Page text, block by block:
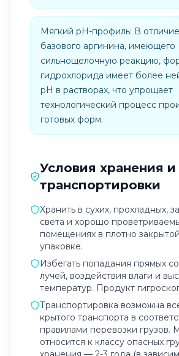
Мягкий pH-профиль: В
базового аргинина, имеющего
сильнощелочную реакцию,
гидрохлорида имеет более
pH в растворах, что упрощает
технологический процесс
готовых форм.
Условия хранения и
транспортировки
Хранить в сухих, прохладных,
света и хорошо
помещениях в плотно
упаковке.
Избегать попадания прямых
лучей, воздействия влаги и
температур. Продукт
Транспортировка возможна
крытого транспорта в
правилами перевозки грузов.
относится к классу опасных